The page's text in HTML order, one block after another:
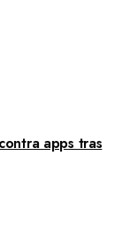
apps tras